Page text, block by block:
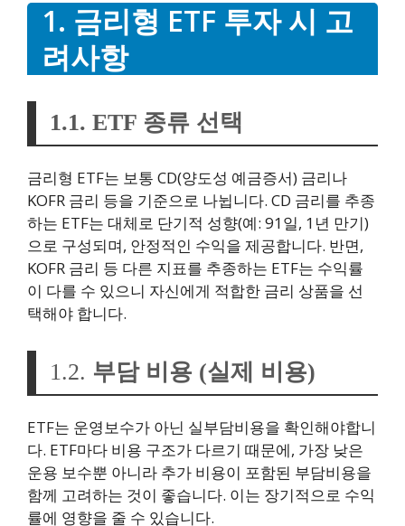
1. 금리형 ETF 투자 시 고
려사항
1.1. ETF 종류 선택
금리형 ETF는 보통 CD(양도성 예금증서) 금리나
KOFR 금리 등을 기준으로 나뉩니다. CD 금리를 추종
하는 ETF는 대체로 단기적 성향(예: 91일, 1년 만기)
으로 구성되며, 안정적인 수익을 제공합니다. 반면,
KOFR 금리 등 다른 지표를 추종하는 ETF는 수익률
이 다를 수 있으니 자신에게 적합한 금리 상품을 선
택해야 합니다.
1.2. 부담 비용 (실제 비용)
ETF는 운영보수가 아닌 실부담비용을 확인해야합니
다. ETF마다 비용 구조가 다르기 때문에, 가장 낮은
운용 보수뿐 아니라 추가 비용이 포함된 부담비용을
함께 고려하는 것이 좋습니다. 이는 장기적으로 수익
률에 영향을 줄 수 있습니다.